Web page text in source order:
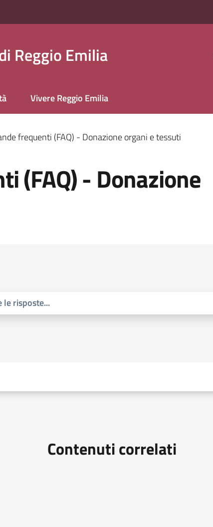
Reggio Emilia
Vivere Reggio Emilia
frequenti (FAQ) - Donazione organi e tessuti
(FAQ) - Donazione
le risposte...
Contenuti correlati